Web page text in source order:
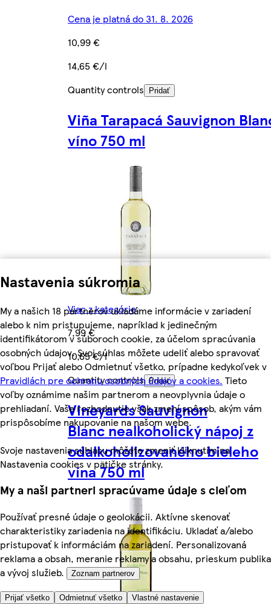
Nastavenia súkromia
My a našich 18 partnerov ukladáme informácie v zariadení
alebo k nim pristupujeme, napríklad k jedinečným
identifikátorom v súboroch cookie, za účelom spracúvania
osobných údajov. Svoj súhlas môžete udeliť alebo spravovať
voľbou Prijať alebo Odmietnuť všetko, prípadne kedykoľvek v
Pravidlách pre ochranu osobných údajov a cookies. Tieto
voľby oznámime našim partnerom a neovplyvnia údaje o
prehliadaní. Vaše rozhodnutie však zmení spôsob, akým vám
prispôsobíme nakupovanie na našom webe.
Svoje nastavenia súhlasu môžete zmeniť kliknutím na
Nastavenia cookies v pätičke stránky.
My a naši partneri spracúvame údaje s cieľom
Používať presné údaje o geolokácii. Aktívne skenovať
charakteristiky zariadenia na identifikáciu. Ukladať a/alebo
pristupovať k informáciám na zariadení. Personalizovaná
reklama a obsah, meranie reklamy a obsahu, prieskum publika
a vývoj služieb.
Zoznam partnerov
Prijať všetko Odmietnuť všetko Vlastné nastavenie
Cena je platná do 31. 8. 2026
10,99 €
14,65 €/l
Quantity controls
Pridať
Viña Tarapacá Sauvignon
víno 750 ml
Viac z kategórie
7,99 €
10,65 €/l
Quantity controls Pridať
Vineyards Sauvignon
Blanc nealkoholický nápoj z
odalkoholizovaného bieleho
vína 750 ml